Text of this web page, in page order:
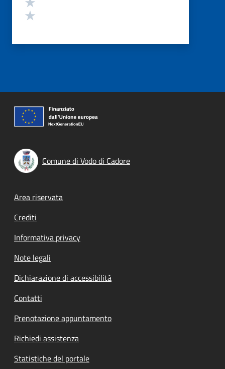
Comune di Vodo di Cadore
Footer menu
Area riservata
Crediti
Informativa privacy
Note legali
Dichiarazione di accessibilità
Contatti
Prenotazione appuntamento
Richiedi assistenza
Statistiche del portale